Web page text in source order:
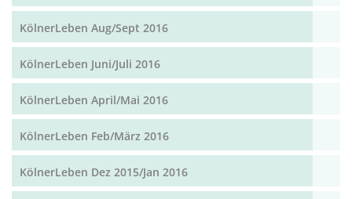
KölnerLeben Aug/Sept 2016
KölnerLeben Juni/Juli 2016
KölnerLeben April/Mai 2016
KölnerLeben Feb/März 2016
KölnerLeben Dez 2015/Jan 2016